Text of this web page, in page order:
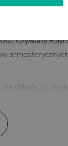
Używany
to
Twoim
nas